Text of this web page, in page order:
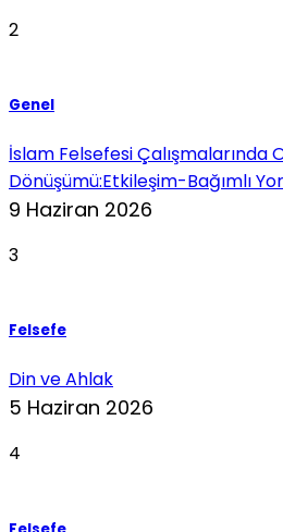
2
Genel
İslam Felsefesi Çalışmalarında
Dönüşümü:Etkileşim-Bağımlı
9 Haziran 2026
3
Felsefe
Din ve Ahlak
5 Haziran 2026
4